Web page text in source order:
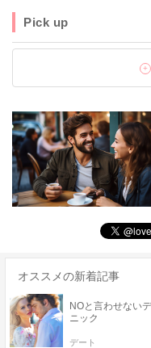
Pick up
オススメの新着記事
NOと言わせない
ニック
デート